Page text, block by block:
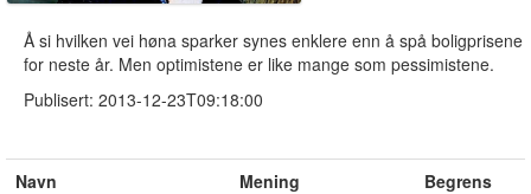
Å si hvilken vei høna sparker synes enklere enn å spå boligprisene
for neste år. Men optimistene er like mange som pessimistene.
Publisert: 2013-12-23T09:18:00
Navn Mening
Begrens